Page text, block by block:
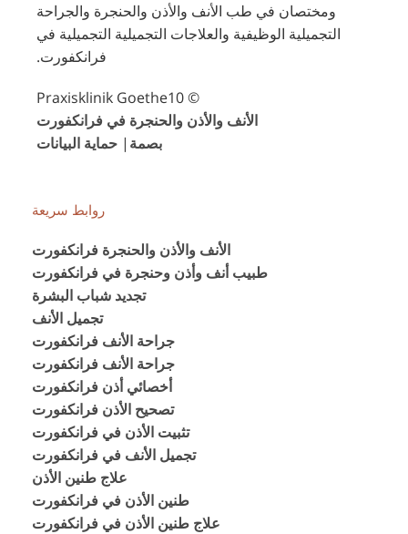
ومختصان في طب الأنف والأذن والحنجرة والجراحة
التجميلية الوظيفية والعلاجات التجميلية التجميلية في
فرانكفورت.
© Praxisklinik Goethe10
الأنف والأذن والحنجرة في فرانكفورت
بصمة | حماية البيانات
روابط سريعة
الأنف والأذن والحنجرة فرانكفورت
طبيب أنف وأذن وحنجرة في فرانكفورت
تجديد شباب البشرة
تجميل الأنف
جراحة الأنف فرانكفورت
جراحة الأنف فرانكفورت
أخصائي أذن فرانكفورت
تصحيح الأذن فرانكفورت
تثبيت الأذن في فرانكفورت
تجميل الأنف في فرانكفورت
علاج طنين الأذن
طنين الأذن في فرانكفورت
علاج طنين الأذن في فرانكفورت